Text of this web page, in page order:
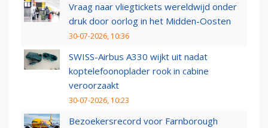
Vraag naar vliegtickets wereldwijd onder
druk door oorlog in het Midden-Oosten
30-07-2026, 10:36
SWISS-Airbus A330 wijkt uit nadat
koptelefoonoplader rook in cabine
veroorzaakt
30-07-2026, 10:23
Bezoekersrecord voor Farnborough